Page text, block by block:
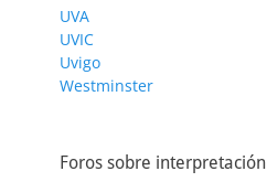
UVA
UVIC
Uvigo
Westminster
Foros sobre interpretación